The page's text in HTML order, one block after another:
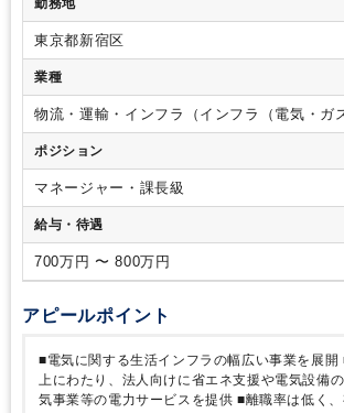
営支援を強化するためにも、財務領域にお強
社いただき、財務戦略策定とメンバー育成に
くための増員となります。ご入社後、財務部
構想となります。
勤務地
東京都新宿区
業種
物流・運輸・インフラ（インフラ（電気・ガ
ー））
ポジション
マネージャー・課長級
給与・待遇
700万円 〜 800万円
アピールポイント
■電気に関する生活インフラの幅広い事業を展開
上にわたり、法人向けに省エネ支援や電気設備
気事業等の電力サービスを提供 ■離職率は低く